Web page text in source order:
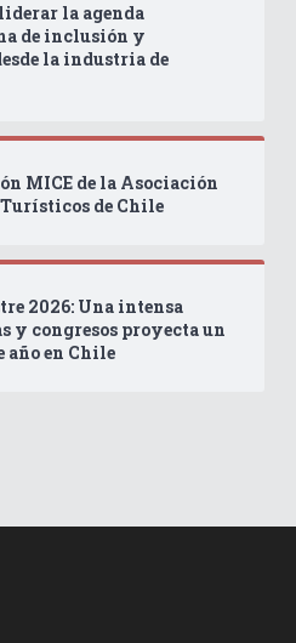
la agenda
de inclusión y
la industria de
MICE de la Asociación
de Chile
2026: Una intensa
y congresos proyecta un
año en Chile